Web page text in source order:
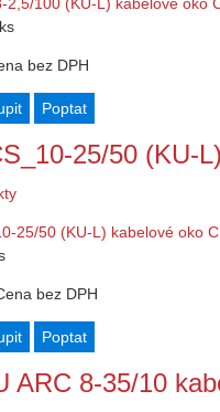
bez DPH
25/50 (KU-
bez DPH
ARC 8-35/10